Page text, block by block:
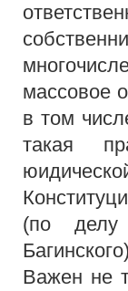
массовое
в том
такая
(по делу
Важен не